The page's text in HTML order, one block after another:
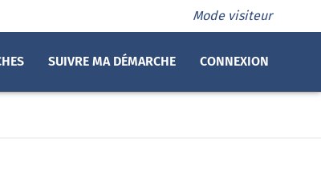
Mode visiteur
SUIVRE MA DÉMARCHE CONNEXION